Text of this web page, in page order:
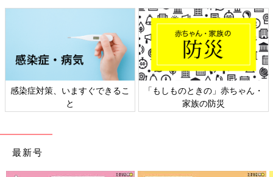
さらにつっこみが止まらない育児日記
Amazonで見る
前の話
【御手洗直子のコマ
次の話
感染症対策、いますぐできるこ
と
「もしものときの」赤ちゃん・
家族の防災
最新号